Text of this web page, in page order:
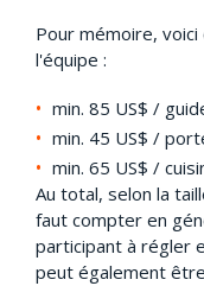
Pour mémoire,
l'équipe :
min. 85 US$ /
min. 45 US$ /
min. 65 US$ /
Au total, selon la
faut compter en
participant à régler
peut également